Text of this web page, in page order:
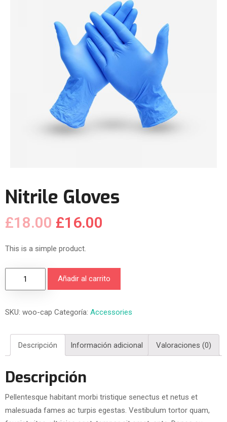
Nitrile Gloves
£18.00 £16.00
This is a simple product.
Añadir al carrito
SKU: woo-cap Categoría: Accessories
Descripción Información adicional Valoraciones (0)
Descripción
Pellentesque habitant morbi tristique senectus et netus et
malesuada fames ac turpis egestas. Vestibulum tortor quam,